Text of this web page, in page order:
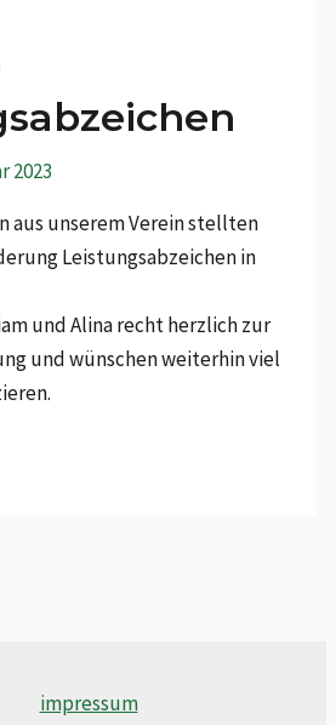
2023
aus unserem Verein stellten
Leistungsabzeichen in
und Alina recht herzlich zur
und wünschen weiterhin viel
impressum